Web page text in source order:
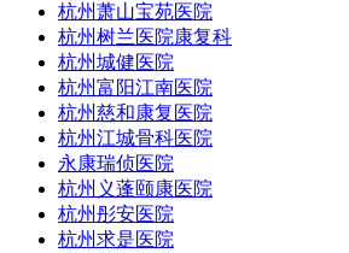
杭州萧山宝苑医院
杭州树兰医院康复科
杭州城健医院
杭州富阳江南医院
杭州慈和康复医院
杭州江城骨科医院
永康瑞侦医院
杭州义蓬颐康医院
杭州彤安医院
杭州求是医院